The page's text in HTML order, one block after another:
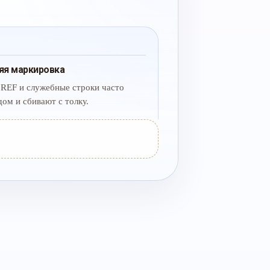
маркировка
и служебные строки часто
и сбивают с толку.